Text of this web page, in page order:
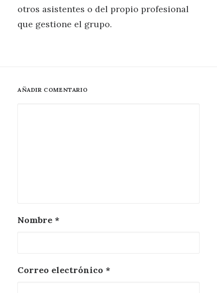
otros asistentes o del propio profesional
que gestione el grupo.
AÑADIR COMENTARIO
Nombre *
Correo electrónico *